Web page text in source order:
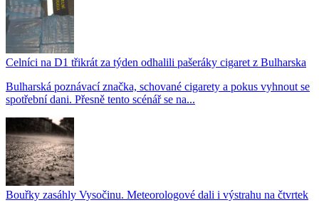
Celníci na D1 třikrát za týden odhalili pašeráky cigaret z Bulharska
Bulharská poznávací značka, schované cigarety a pokus vyhnout se
spotřební dani. Přesně tento scénář se na...
Bouřky zasáhly Vysočinu. Meteorologové dali i výstrahu na čtvrtek